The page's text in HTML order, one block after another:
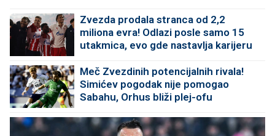
Zvezda prodala stranca od 2,2
miliona evra! Odlazi posle samo 15
utakmica, evo gde nastavlja karijeru
Meč Zvezdinih potencijalnih rivala!
Simićev pogodak nije pomogao
Sabahu, Orhus bliži plej-ofu